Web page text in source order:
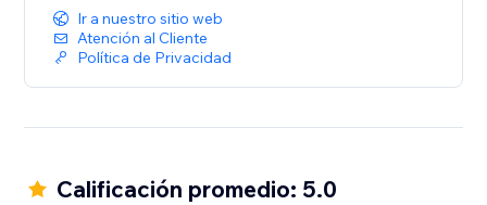
Ir a nuestro sitio web
Atención al Cliente
Política de Privacidad
Calificación promedio: 5.0